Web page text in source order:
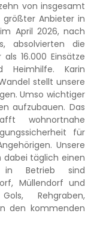
von insgesamt
Anbieter in
April 2026, nach
absolvierten die
16.000 Einsätze
Heimhilfe. Karin
stellt unsere
Umso wichtiger
aufzubauen. Das
wohnortnahe
für
Unsere
dabei täglich einen
in Betrieb sind
Müllendorf und
Rehgraben,
den kommenden